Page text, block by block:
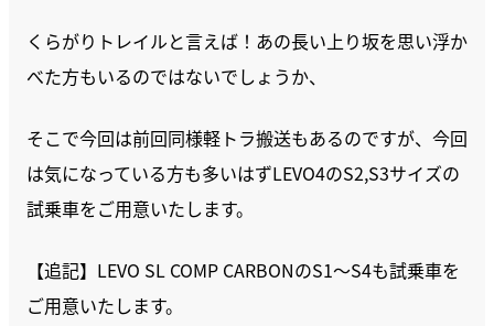
くらがりトレイルと言えば！あの長い上り坂を思い浮か
べた方もいるのではないでしょうか、
そこで今回は前回同様軽トラ搬送もあるのですが、今回
は気になっている方も多いはずLEVO4のS2,S3サイズの
試乗車をご用意いたします。
【追記】LEVO SL COMP CARBONのS1～S4も試乗車を
ご用意いたします。